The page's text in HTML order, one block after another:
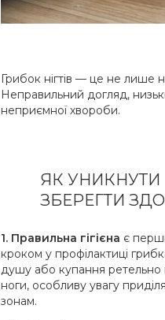
Грибок нігтів — це не лише
Неправильний догляд,
неприємної хвороби.
ЯК УНИКНУТИ
ЗБЕРЕГТИ
1. Правильна гігієна є
кроком у профілактиці
душу або купання ретельно
ноги, особливу увагу
зонам.